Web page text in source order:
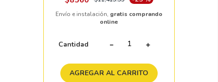
Envío e instalación, gratis comprando
online
Cantidad ＋
－
AGREGAR AL CARRITO